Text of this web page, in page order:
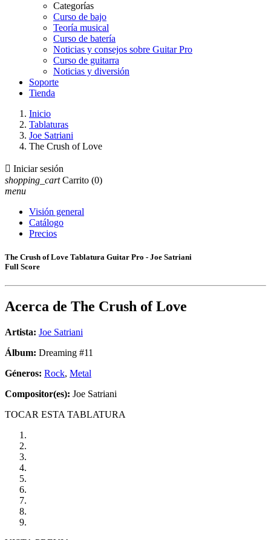
Categorías
Curso de bajo
Teoría musical
Curso de batería
Noticias y consejos sobre Guitar Pro
Curso de guitarra
Noticias y diversión
Soporte
Tienda
Inicio
Tablaturas
Joe Satriani
The Crush of Love
 Iniciar sesión
shopping_cart Carrito (0)
menu
Visión general
Catálogo
Precios
The Crush of Love Tablatura Guitar Pro - Joe Satriani
Full Score
Acerca de The Crush of Love
Artista: Joe Satriani
Álbum: Dreaming #11
Géneros: Rock, Metal
Compositor(es): Joe Satriani
TOCAR ESTA TABLATURA